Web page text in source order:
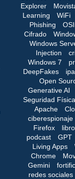
Explorer
Learning
WiFi
Phishing
Cifrado
Windows
Injection
Windows 7
DeepFakes
Open
Generative AI
Seguridad Física
Apache
ciberespionaje
Firefox
libro
podcast
GPT
Living Apps
Chrome
Gemini
redes sociales